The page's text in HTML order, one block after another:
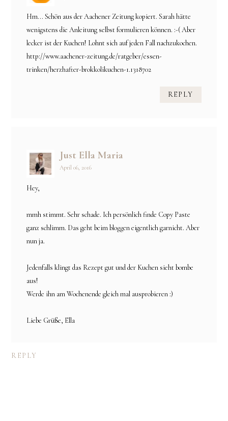
Hm... Schön aus der Aachener Zeitung kopiert. Sarah hätte
wenigstens die Anleitung selbst formulieren können. :-( Aber
lecker ist der Kuchen! Lohnt sich auf jeden Fall nachzukochen.
http://www.aachener-zeitung.de/ratgeber/essen-
trinken/herzhafter-brokkolikuchen-1.1318702
REPLY
Just Ella Maria
April 06, 2016
Hey,
mmh stimmt. Sehr schade. Ich persönlich finde Copy Paste
ganz schlimm. Das geht beim bloggen eigentlich garnicht. Aber
nun ja.
Jedenfalls klingt das Rezept gut und der Kuchen sieht bombe
aus!
Werde ihn am Wochenende gleich mal ausprobieren :)
Liebe Grüße, Ella
REPLY